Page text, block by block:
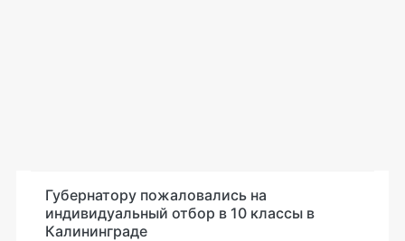
Губернатору пожаловались на
индивидуальный отбор в 10 классы в
Калининграде